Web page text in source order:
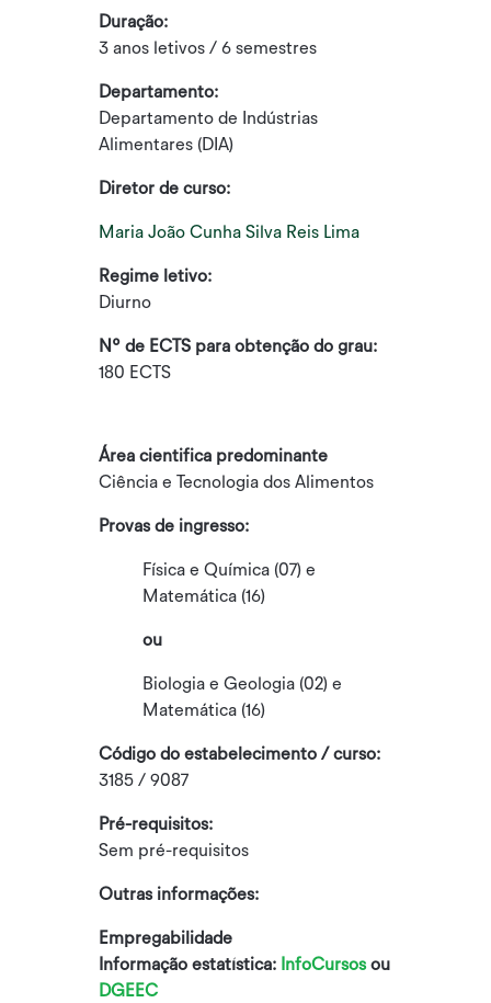
Duração:
3 anos letivos / 6 semestres
Departamento:
Departamento de Indústrias
Alimentares (DIA)
Diretor de curso:
Maria João Cunha Silva Reis Lima
Regime letivo:
Diurno
Nº de ECTS para obtenção do grau:
180 ECTS
Área cientifica predominante
Ciência e Tecnologia dos Alimentos
Provas de ingresso:
Física e Química (07) e
Matemática (16)
ou
Biologia e Geologia (02) e
Matemática (16)
Código do estabelecimento / curso:
3185 / 9087
Pré-requisitos:
Sem pré-requisitos
Outras informações:
Empregabilidade
Informação estatística: InfoCursosou
DGEEC